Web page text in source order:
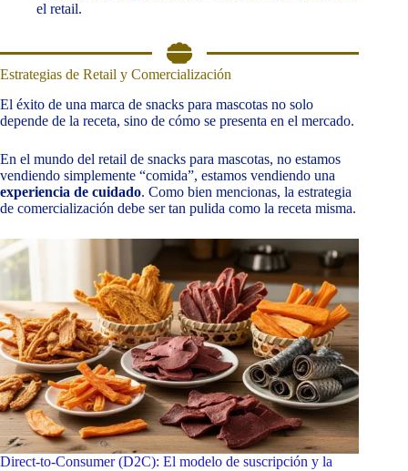
el retail.
Estrategias de Retail y Comercialización
El éxito de una marca de snacks para mascotas no solo
depende de la receta, sino de cómo se presenta en el mercado.
En el mundo del retail de snacks para mascotas, no estamos
vendiendo simplemente “comida”, estamos vendiendo una
experiencia de cuidado. Como bien mencionas, la estrategia
de comercialización debe ser tan pulida como la receta misma.
Direct-to-Consumer (D2C): El modelo de suscripción y la